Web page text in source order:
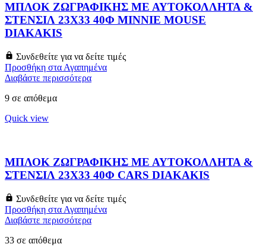
ΜΠΛΟΚ ΖΩΓΡΑΦΙΚΗΣ ΜΕ ΑΥΤΟΚΟΛΛΗΤΑ &
ΣΤΕΝΣΙΛ 23X33 40Φ MINNIE MOUSE
DIAKAKIS
Συνδεθείτε για να δείτε τιμές
Προσθήκη στα Αγαπημένα
Διαβάστε περισσότερα
9 σε απόθεμα
Quick view
ΜΠΛΟΚ ΖΩΓΡΑΦΙΚΗΣ ΜΕ ΑΥΤΟΚΟΛΛΗΤΑ &
ΣΤΕΝΣΙΛ 23X33 40Φ CARS DIAKAKIS
Συνδεθείτε για να δείτε τιμές
Προσθήκη στα Αγαπημένα
Διαβάστε περισσότερα
33 σε απόθεμα